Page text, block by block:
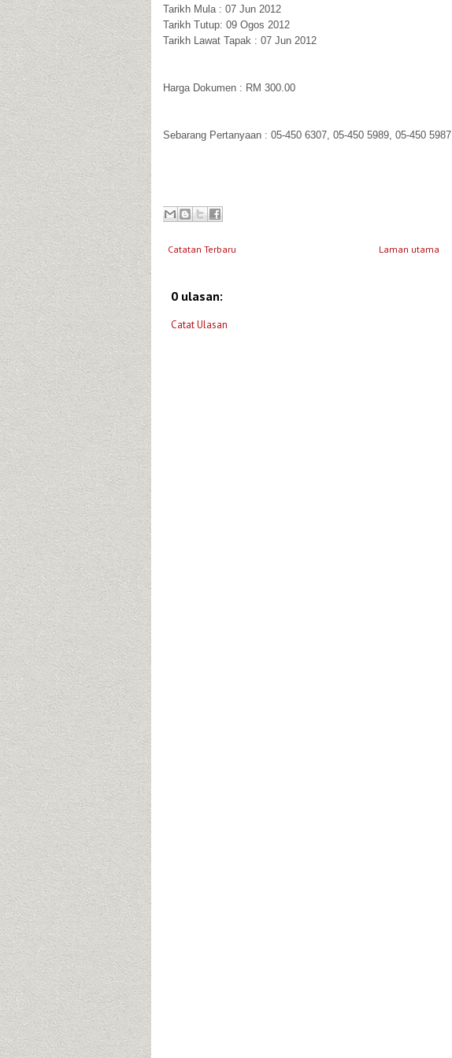
Tarikh Mula : 07 Jun 2012
Tarikh Tutup: 09 Ogos 2012
Tarikh Lawat Tapak : 07 Jun 2012
Harga Dokumen : RM 300.00
Sebarang Pertanyaan : 05-450 6307, 05-450 5989, 05-450 5987
Catatan Terbaru Laman utama
0 ulasan:
Catat Ulasan